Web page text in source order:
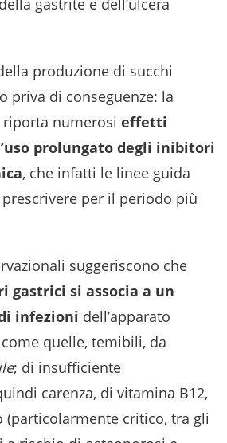
gastrite e dell’ulcera
produzione di succhi
priva di conseguenze: la
numerosi effetti
prolungato degli inibitori
, che infatti le linee guida
per il periodo più
suggeriscono che
gastrici si associa a un
infezioni dell’apparato
quelle, temibili, da
; di insufficiente
carenza, di vitamina B12,
(particolarmente critico, tra gli